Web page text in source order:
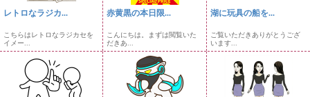
レトロなラジカ...
こちらはレトロなラジカセを
イメー...
赤黄黒の本日限...
こんにちは。まずは閲覧いた
だきあ...
湖に玩具の船を...
ご覧いただきありがとうござ
います...